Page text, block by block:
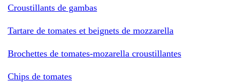
Croustillants de gambas
Tartare de tomates et beignets de mozzarella
Brochettes de tomates-mozarella croustillantes
Chips de tomates